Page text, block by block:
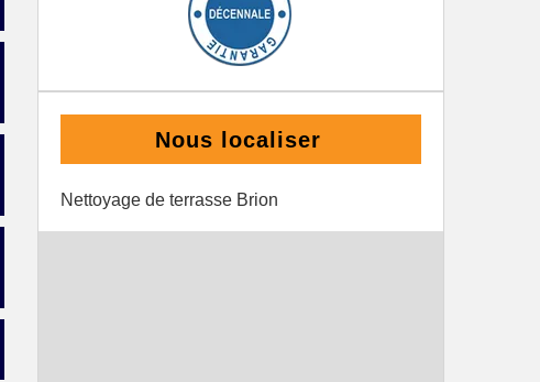
Nous localiser
Nettoyage de terrasse Brion